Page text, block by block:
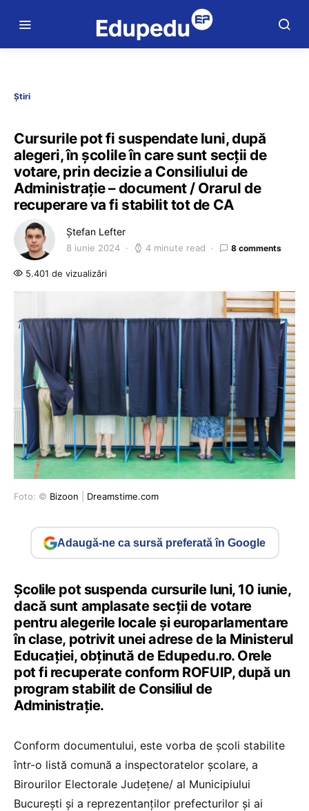
Știri
Cursurile pot fi suspendate luni, după
alegeri, în școlile în care sunt secții de
votare, prin decizie a Consiliului de
Administrație – document / Orarul de
recuperare va fi stabilit tot de CA
Ștefan Lefter
8 iunie 2024 4 minute read 8 comments
5.401 de vizualizări
Foto: © Bizoon Dreamstime.com
Adaugă-ne ca sursă preferată în Google
Școlile pot suspenda cursurile luni, 10 iunie,
dacă sunt amplasate secții de votare
pentru alegerile locale și europarlamentare
în clase, potrivit unei adrese de la Ministerul
Educației, obținută de Edupedu.ro. Orele
pot fi recuperate conform ROFUIP, după un
program stabilit de Consiliul de
Administrație.
Conform documentului, este vorba de școli stabilite
într-o listă comună a inspectoratelor școlare, a
Birourilor Electorale Județene/ al Municipiului
București și a reprezentanților prefecturilor și ai